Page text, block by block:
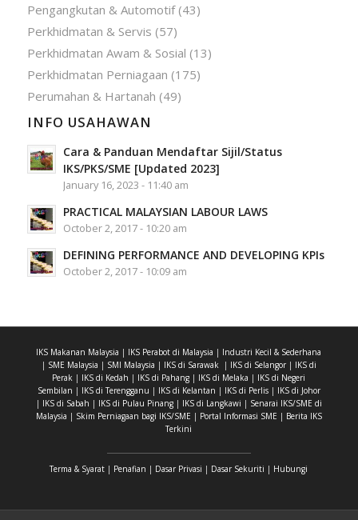
Pengangkutan & Automotif(43)
Perkhidmatan & Servis (57)
Perkhidmatan Awam & Sosial (13)
Perkhidmatan Perniagaan (175)
Perumahan & Hartanah (49)
INFO USAHAWAN
Cara & Panduan Mendaftar Sijil/Status
IKS/PKS/SME [Updated 2023]
January 16, 2023 - 11:40 am
PRACTICAL MALAYSIAN LABOUR LAWS
October 2, 2017 - 10:20 am
DEFINING PERFORMANCE AND DEVELOPING KPIs
October 2, 2017 - 10:09 am
IKS Makanan Malaysia | IKS Perabot di Malaysia | Industri Kecil & Sederhana
| SME Malaysia | SMI Malaysia | IKS di Sarawak| IKS di Selangor| IKS di
Perak | IKS di Kedah | IKS di Pahang | IKS di Melaka | IKS di Negeri
Sembilan | IKS di Terengganu | IKS di Kelantan | IKS di Perlis| IKS di Johor
| IKS di Sabah | IKS di Pulau Pinang| IKS di Langkawi | Senarai IKS/SME di
Malaysia | Skim Perniagaan bagi IKS/SME | Portal Informasi SME | Berita IKS
Terkini
Terma & Syarat | Penafian | Dasar Privasi | Dasar Sekuriti | Hubungi